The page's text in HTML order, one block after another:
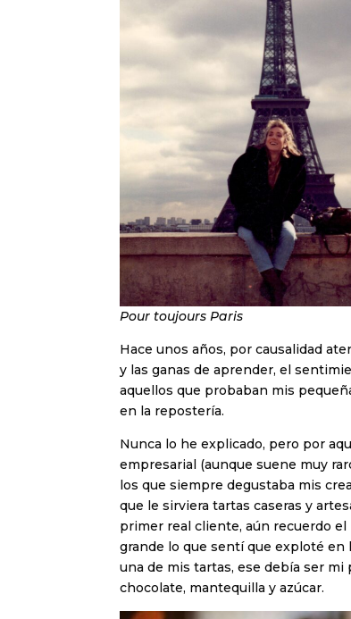
Pour toujours Paris
Hace unos años, por causalidad
y las ganas de aprender, el
aquellos que probaban mis
en la repostería.
Nunca lo he explicado, pero por
empresarial (aunque suene muy
los que siempre degustaba mis
que le sirviera tartas caseras y
primer real cliente, aún recuerdo
grande lo que sentí que exploté en
una de mis tartas, ese debía ser
chocolate, mantequilla y azúcar.